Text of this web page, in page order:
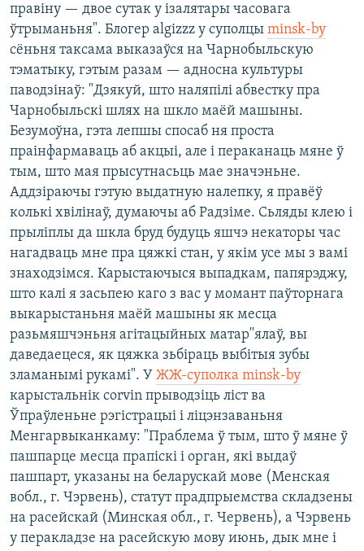
правіну — двое сутак у ізалятары часовага
ўтрыманьня". Блогер algizzz у суполцы minsk-by
сёньня таксама выказаўся на Чарнобыльскую
тэматыку, гэтым разам — адносна культуры
паводзінаў: "Дзякуй, што наляпілі абвестку пра
Чарнобыльскі шлях на шкло маёй машыны.
Безумоўна, гэта лепшы спосаб ня проста
праінфармаваць аб акцыі, але і пераканаць мяне ў
тым, што мая прысутнасьць мае значэньне.
Аддзіраючы гэтую выдатную налепку, я правёў
колькі хвілінаў, думаючы аб Радзіме. Сьляды клею і
прыліплы да шкла бруд будуць яшчэ некаторы час
нагадваць мне пра цяжкі стан, у якім усе мы з вамі
знаходзімся. Карыстаючыся выпадкам, папярэджу,
што калі я засьпею каго з вас у момант паўторнага
выкарыстаньня маёй машыны як месца
разьмяшчэньня агітацыйных матар''ялаў, вы
даведаецеся, як цяжка зьбіраць выбітыя зубы
зламанымі рукамі". У ЖЖ-суполка minsk-by
карыстальнік corvin прыводзіць ліст ва
Ўпраўленьне рэгістрацыі і ліцэнзаваньня
Менгарвыканкаму: "Праблема ў тым, што ў мяне ў
пашпарце месца прапіскі і орган, які выдаў
пашпарт, указаны на беларускай мове (Менская
вобл., г. Чэрвень), статут прадпрыемства складзены
на расейскай (Минская обл., г. Червень), а Чэрвень
у перакладзе на расейскую мову июнь, дык мне і